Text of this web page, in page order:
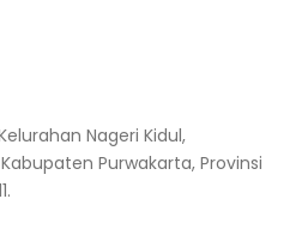
Nageri Kidul,
Purwakarta, Provinsi